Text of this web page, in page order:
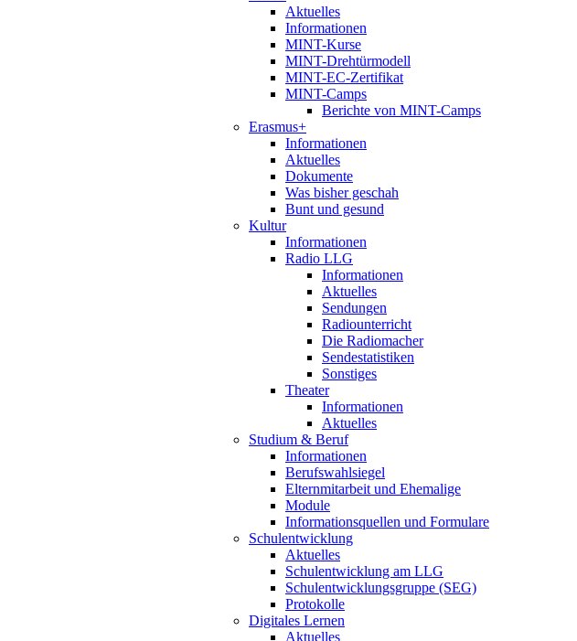
Aktuelles
Informationen
MINT-Kurse
MINT-Drehtürmodell
MINT-EC-Zertifikat
MINT-Camps
Berichte von MINT-Camps
Erasmus+
Informationen
Aktuelles
Dokumente
Was bisher geschah
Bunt und gesund
Kultur
Informationen
Radio LLG
Informationen
Aktuelles
Sendungen
Radiounterricht
Die Radiomacher
Sendestatistiken
Sonstiges
Theater
Informationen
Aktuelles
Studium & Beruf
Informationen
Berufswahlsiegel
Elternmitarbeit und Ehemalige
Module
Informationsquellen und Formulare
Schulentwicklung
Aktuelles
Schulentwicklung am LLG
Schulentwicklungsgruppe (SEG)
Protokolle
Digitales Lernen
Aktuelles